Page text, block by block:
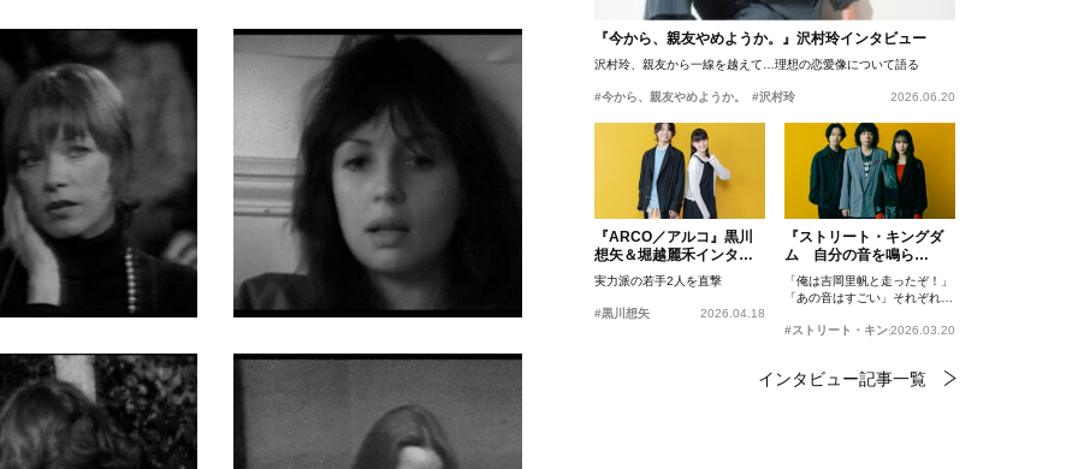
『今から、親友やめようか。』沢村玲インタビュー
沢村玲、親友から一線を越えて…理想の恋愛像について語る
#今から、親友やめようか。 #沢村玲 2026.06.20
『ARCO／アルコ』黒川
想矢＆堀越麗禾インタビ
ュー
実力派の若手2人を直撃
#黒川想矢 2026.04.18
『ストリート・キングダ
ム 自分の音を鳴ら
せ。』峯田和伸、若葉竜
也、吉岡里帆インタビュ
ー
「俺は吉岡里帆と走ったぞ！」
「あの音はすごい」それぞれの
#ストリート・キングダム 自分の音を鳴らせ。
2026.03.20
インタビュー記事一覧